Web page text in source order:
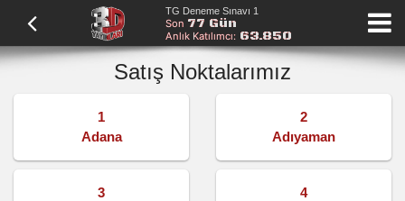
TG Deneme Sınavı 1
Son 77 Gün
Anlık Katılımcı: 63.850
Satış Noktalarımız
1
Adana
2
Adıyaman
3
4